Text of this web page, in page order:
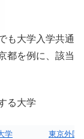
も大学入学共通
都を例に、該当
る大学
学
東京外国